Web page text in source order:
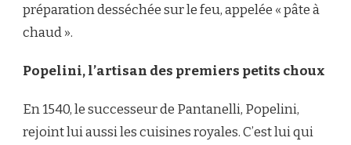
préparation desséchée sur le feu, appelée « pâte à
chaud ».
Popelini, l’artisan des premiers petits choux
En 1540, le successeur de Pantanelli, Popelini,
rejoint lui aussi les cuisines royales. C’est lui qui